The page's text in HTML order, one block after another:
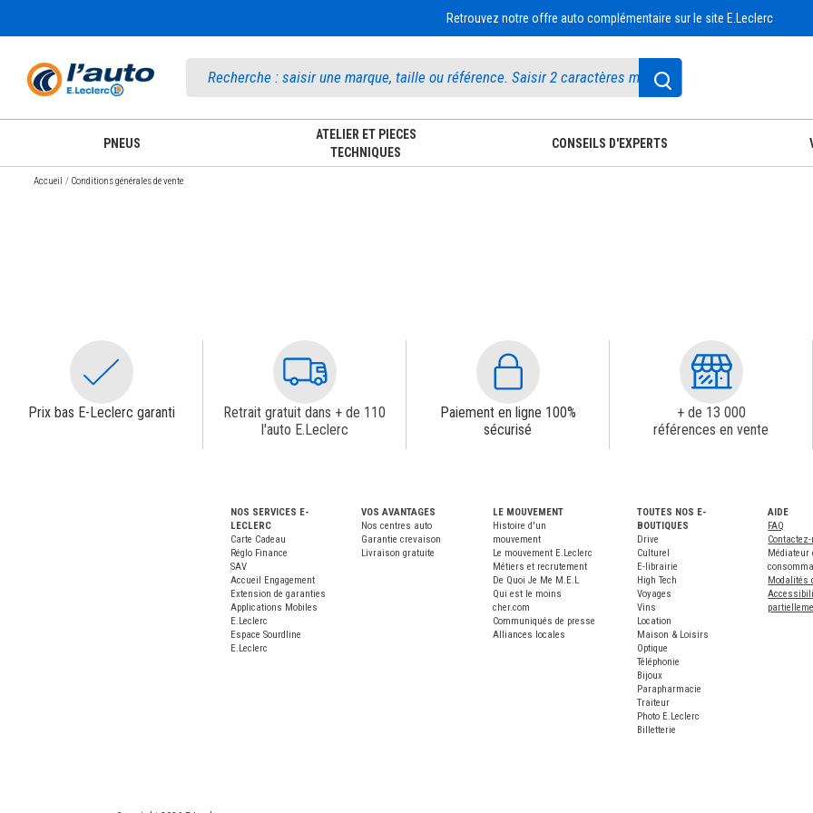
Retrouvez notre offre auto complémentaire sur le site E.Leclerc
PNEUS
ATELIER ET PIECES
TECHNIQUES
CONSEILS D'EXPERTS
Accueil Conditions générales de vente
Prix bas E-Leclerc garanti
Retrait gratuit dans + de 110
l'auto E.Leclerc
Paiement en ligne 100%
sécurisé
+ de 13 000
références en vente
NOS SERVICES E-
LECLERC
Carte Cadeau
Réglo Finance
SAV
Accueil Engagement
Extension de garanties
Applications Mobiles
E.Leclerc
Espace Sourdline
E.Leclerc
VOS AVANTAGES
Nos centres auto
Garantie crevaison
Livraison gratuite
LE MOUVEMENT
Histoire d'un
mouvement
Le mouvement E.Leclerc
Métiers et recrutement
De Quoi Je Me M.E.L
Qui est le moins
cher.com
Communiqués de presse
Alliances locales
TOUTES NOS E-
BOUTIQUES
Drive
Culturel
E-librairie
High Tech
Voyages
Vins
Location
Maison & Loisirs
Optique
Téléphonie
Bijoux
Parapharmacie
Traiteur
Photo E.Leclerc
Billetterie
AIDE
FAQ
Médiateur
Modalités